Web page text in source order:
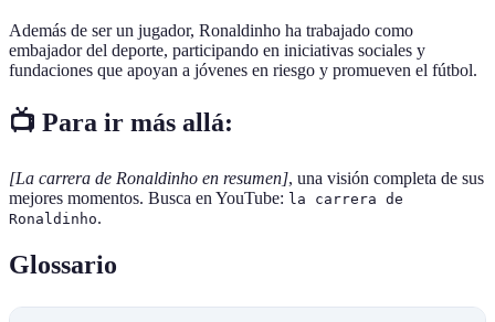
Además de ser un jugador, Ronaldinho ha trabajado como
embajador del deporte, participando en iniciativas sociales y
fundaciones que apoyan a jóvenes en riesgo y promueven el fútbol.
📺 Para ir más allá:
[La carrera de Ronaldinho en resumen], una visión completa de sus
mejores momentos. Busca en YouTube: la carrera de
Ronaldinho.
Glossario